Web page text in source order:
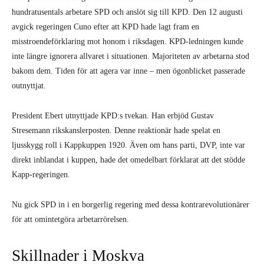
hundratusentals arbetare SPD och anslöt sig till KPD. Den 12 augusti
avgick regeringen Cuno efter att KPD hade lagt fram en
misstroendeförklaring mot honom i riksdagen. KPD-ledningen kunde
inte längre ignorera allvaret i situationen. Majoriteten av arbetarna stod
bakom dem. Tiden för att agera var inne – men ögonblicket passerade
outnyttjat.
President Ebert utnyttjade KPD:s tvekan. Han erbjöd Gustav
Stresemann rikskanslerposten. Denne reaktionär hade spelat en
ljusskygg roll i Kappkuppen 1920. Även om hans parti, DVP, inte var
direkt inblandat i kuppen, hade det omedelbart förklarat att det stödde
Kapp-regeringen.
Nu gick SPD in i en borgerlig regering med dessa kontrarevolutionärer
för att omintetgöra arbetarrörelsen.
Skillnader i Moskva